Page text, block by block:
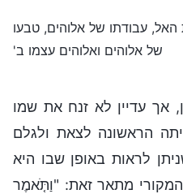
עבודתו של אלוהים, טבעו
של אלוהים ואלוהים עצמו ב'
אך עדיין לא זנח את שמו
הראשונה לצאת ולגלם
לראות באופן שבו היא
מתאר זאת: "וַתֹּ֤אמֶר